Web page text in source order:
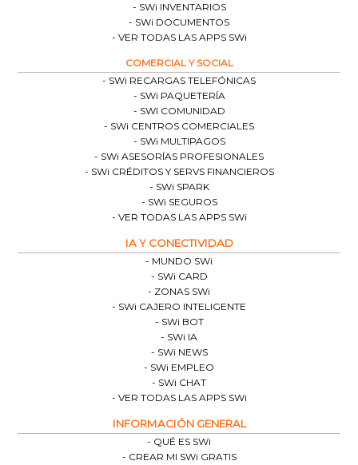
SWi INVENTARIOS
SWi DOCUMENTOS
VER TODAS LAS APPS SWi
COMERCIAL Y SOCIAL
SWi RECARGAS TELEFÓNICAS
SWi PAQUETERÍA
SWI COMUNIDAD
SWi CENTROS COMERCIALES
SWi MULTIPAGOS
SWi ASESORÍAS PROFESIONALES
SWi CRÉDITOS Y SERVS FINANCIEROS
SWi SPARK
SWi SEGUROS
VER TODAS LAS APPS SWi
IA Y CONECTIVIDAD
MUNDO SWi
SWi CARD
ZONAS SWi
SWi CAJERO INTELIGENTE
SWi BOT
SWi IA
SWi NEWS
SWi EMPLEO
SWi CHAT
VER TODAS LAS APPS SWi
INFORMACIÓN GENERAL
QUÉ ES SWi
CREAR MI SWi GRATIS